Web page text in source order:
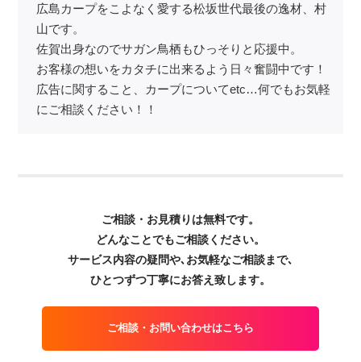
広島カープをこよなく愛する松坂世代最後の逸材、村
山です。
佐賀出身なのでサガン鳥栖もひっそりと応援中。
お客様の想いをカタチに出来るよう日々奮闘中です！
広告に関すること、カープについてetc…何でもお気軽
にご相談ください！！
ご相談・お見積りは無料です。
どんなことでもご相談ください。
サービス内容の疑問や､お気軽なご相談まで､
ひとつずつ丁寧にお答え致します。
ご相談・お問い合わせはこちら